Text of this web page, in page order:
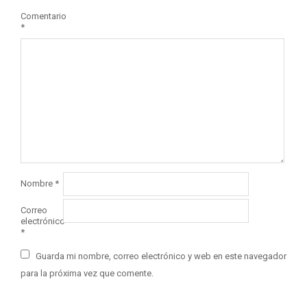
Comentario
*
Nombre *
Correo
electrónico
*
Guarda mi nombre, correo electrónico y web en este navegador
para la próxima vez que comente.